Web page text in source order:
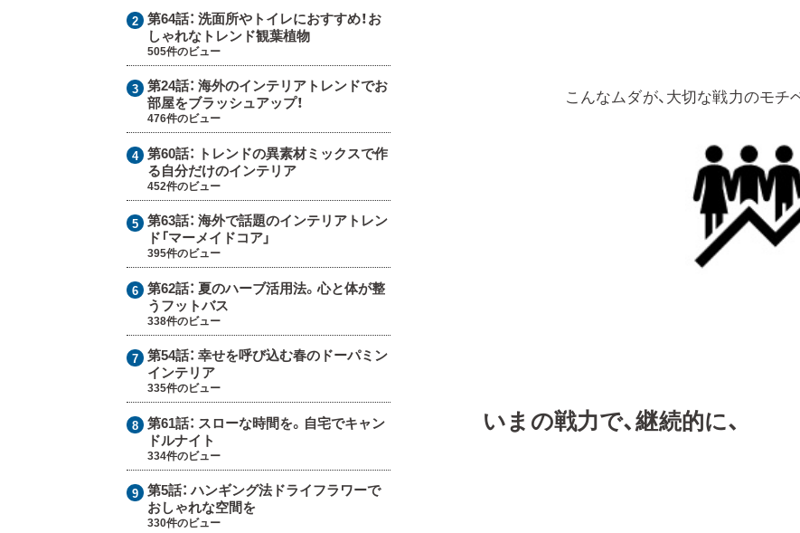
こんなムダが、大切な戦力のモチ
いまの戦力で、継続的に、
第64話： 洗面所やトイレにおすすめ！お
しゃれなトレンド観葉植物
505件のビュー
第24話： 海外のインテリアトレンドでお
部屋をブラッシュアップ！
476件のビュー
第60話： トレンドの異素材ミックスで作
る自分だけのインテリア
452件のビュー
第63話： 海外で話題のインテリアトレン
ド「マーメイドコア」
395件のビュー
第62話： 夏のハーブ活用法。心と体が整
うフットバス
338件のビュー
第54話： 幸せを呼び込む春のドーパミン
インテリア
335件のビュー
第61話： スローな時間を。自宅でキャン
ドルナイト
334件のビュー
第5話：ハンギング法ドライフラワーで
おしゃれな空間を
330件のビュー